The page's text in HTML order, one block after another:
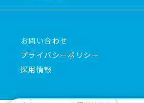
お問い合わせ
プライバシーポリシー
採用情報